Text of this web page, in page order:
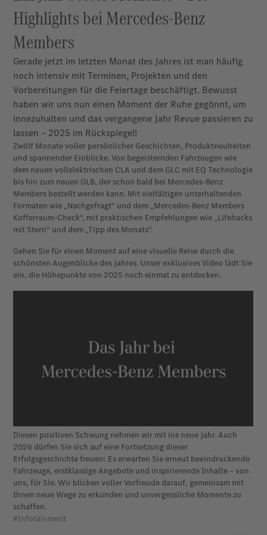
Highlights bei Mercedes-Benz
Members
Gerade jetzt im letzten Monat des Jahres ist man häufig
noch intensiv mit Terminen, Projekten und den
Vorbereitungen für die Feiertage beschäftigt. Bewusst
haben wir uns nun einen Moment der Ruhe gegönnt, um
innezuhalten und das vergangene Jahr Revue passieren zu
lassen – 2025 im Rückspiegel!
Zwölf Monate voller persönlicher Geschichten, Produktneuheiten
und spannender Einblicke. Von begeisternden Fahrzeugen wie
dem neuen vollelektrischen CLA und dem GLC mit EQ Technologie
bis hin zum neuen GLB, der schon bald bei Mercedes-Benz
Members bestellt werden kann. Mit vielfältigen unterhaltenden
Formaten wie „Nachgefragt“ und dem „Mercedes-Benz Members
Kofferraum-Check“, mit praktischen Empfehlungen wie „Lifehacks
mit Stern“ und dem „Tipp des Monats“.
Gehen Sie für einen Moment auf eine visuelle Reise durch die
schönsten Augenblicke des Jahres. Unser exklusives Video lädt Sie
ein, die Höhepunkte von 2025 noch einmal zu entdecken.
Diesen positiven Schwung nehmen wir mit ins neue Jahr. Auch
2026 dürfen Sie sich auf eine Fortsetzung dieser
Erfolgsgeschichte freuen: Es erwarten Sie erneut beeindruckende
Fahrzeuge, erstklassige Angebote und inspirierende Inhalte – von
uns, für Sie. Wir blicken voller Vorfreude darauf, gemeinsam mit
Ihnen neue Wege zu erkunden und unvergessliche Momente zu
schaffen.
#Infotainment